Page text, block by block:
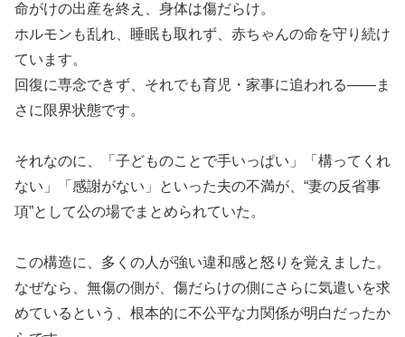
命がけの出産を終え、身体は傷だらけ。
ホルモンも乱れ、睡眠も取れず、赤ちゃんの命を守り続け
ています。
回復に専念できず、それでも育児・家事に追われる――ま
さに限界状態です。
それなのに、「子どものことで手いっぱい」「構ってくれ
ない」「感謝がない」といった夫の不満が、“妻の反省事
項”として公の場でまとめられていた。
この構造に、多くの人が強い違和感と怒りを覚えました。
なぜなら、無傷の側が、傷だらけの側にさらに気遣いを求
めているという、根本的に不公平な力関係が明白だったか